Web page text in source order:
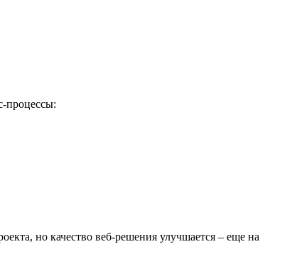
процессы:
но качество веб-решения улучшается – еще на